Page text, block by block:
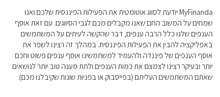
MyFinanda יודעת לסווג אוטומטית את הפעילות הפיננסית שלכם ואנו
שמחים על המשוב החם שאנו מקבלים מכם לגבי הסיווגים. עם זאת אוסף
הענפים שלנו כלל הרבה ענפים, דבר שהקשה לעיתים על המשתמשים
באפליקציה להבין את הפעילות הפיננסית. במהלך זה רצינו לשפר את
אוסף הענפים של פיננדה ולהעמיד למשתמשינו אוסף ענפים פשוט וחכם
יותר ובעיקר רצינו לצמצם את כמות הענפים ולתת מענה טוב יותר לנושאים
שאתם המשתמשים העליתם (בפייסבוק או בפניות שונות שקיבלנו מכם).